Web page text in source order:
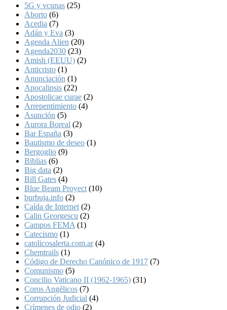
5G y vcunas (25)
Aborto (6)
Acedia (7)
Adán y Eva (3)
Agenda Alien (20)
Agenda2030 (23)
Amish (EEUU) (2)
Anticristo (1)
Anunciación (1)
Apocalipsis (22)
Apostolicae curae (2)
Arrepentimiento (4)
Asunción (5)
Aurora Boreal (2)
Bar España (3)
Bautismo de deseo (1)
Bergoglio (9)
Biblias (6)
Big data (2)
Bill Gates (4)
Blue Beam Proyect (10)
burbuja.info (2)
Caída de Internet (2)
Calin Georgescu (2)
Campos FEMA (1)
Catecismo (1)
catolicosalerta.com.ar(4)
Chemtrails (1)
Código de Derecho Canónico de 1917 (7)
Comunismo (5)
Concilio Vaticano II (1962-1965) (31)
Coros Angélicos (7)
Corrupción Judicial (4)
Crímenes de odio (2)